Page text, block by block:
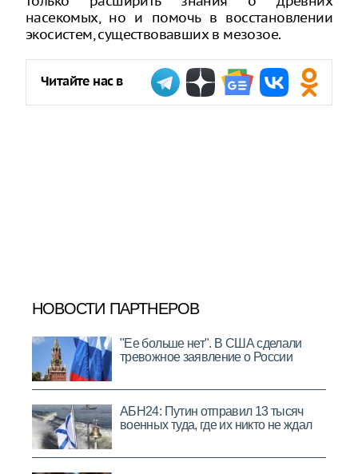
насекомых, но и помочь в восстановлении
экосистем, существовавших в мезозое.
Читайте нас в